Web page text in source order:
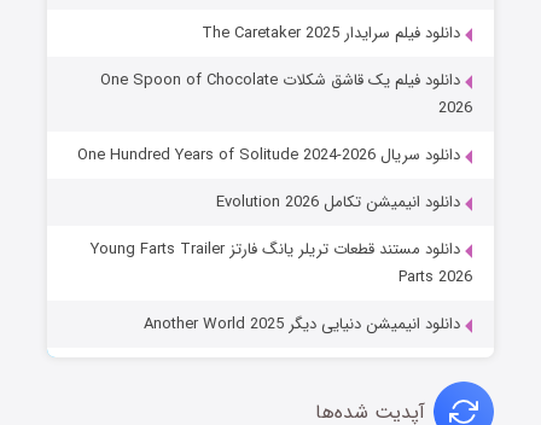
دانلود فیلم سرایدار The Caretaker 2025
دانلود فیلم یک قاشق شکلات One Spoon of Chocolate
2026
دانلود سریال One Hundred Years of Solitude 2024-2026
دانلود انیمیشن تکامل Evolution 2026
دانلود مستند قطعات تریلر یانگ فارتز Young Farts Trailer
Parts 2026
دانلود انیمیشن دنیایی دیگر Another World 2025
آپدیت شده‌ها